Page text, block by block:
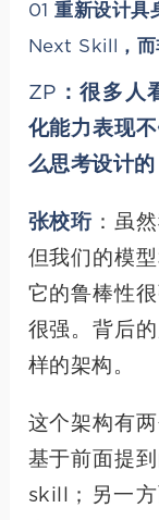
01 重新设计具
Next Skill，
ZP：很多人
化能力表现
么思考设计的
张校珩 ：虽
但我们的模
它的鲁棒性
很强。背后
样的架构。
这个架构有
基于前面提
skill；另一